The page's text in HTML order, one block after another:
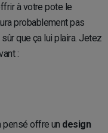
à votre pote le
probablement pas
que ça lui plaira. Jetez
:
pensé offre un design